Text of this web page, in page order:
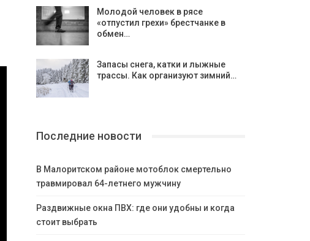
Молодой человек в рясе
«отпустил грехи» брестчанке в
обмен…
Запасы снега, катки и лыжные
трассы. Как организуют зимний…
Последние новости
В Малоритском районе мотоблок смертельно
травмировал 64-летнего мужчину
Раздвижные окна ПВХ: где они удобны и когда
стоит выбрать